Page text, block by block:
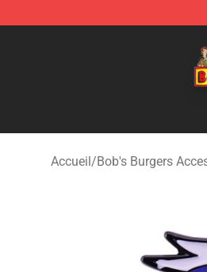
Bob's Burgers Store -
Accueil/Bob's Burgers